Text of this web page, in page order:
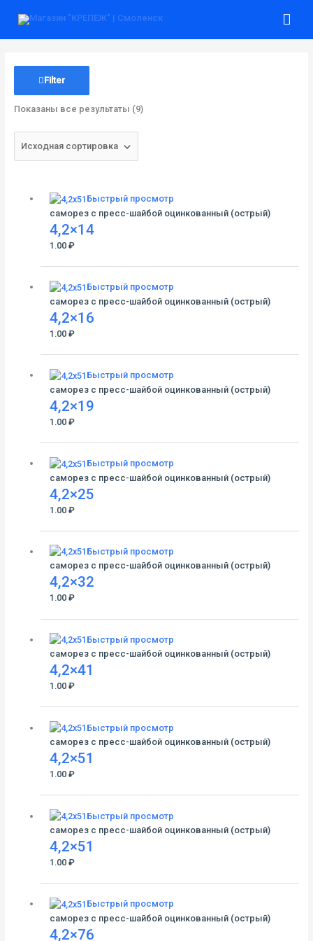
Filter
Показаны все результаты (9)
Быстрый просмотр
саморез с пресс-шайбой оцинкованный (острый)
4,2×14
1.00 ₽
Быстрый просмотр
саморез с пресс-шайбой оцинкованный (острый)
4,2×16
1.00 ₽
Быстрый просмотр
саморез с пресс-шайбой оцинкованный (острый)
4,2×19
1.00 ₽
Быстрый просмотр
саморез с пресс-шайбой оцинкованный (острый)
4,2×25
1.00 ₽
Быстрый просмотр
саморез с пресс-шайбой оцинкованный (острый)
4,2×32
1.00 ₽
Быстрый просмотр
саморез с пресс-шайбой оцинкованный (острый)
4,2×41
1.00 ₽
Быстрый просмотр
саморез с пресс-шайбой оцинкованный (острый)
4,2×51
1.00 ₽
Быстрый просмотр
саморез с пресс-шайбой оцинкованный (острый)
4,2×51
1.00 ₽
Быстрый просмотр
саморез с пресс-шайбой оцинкованный (острый)
4,2×76